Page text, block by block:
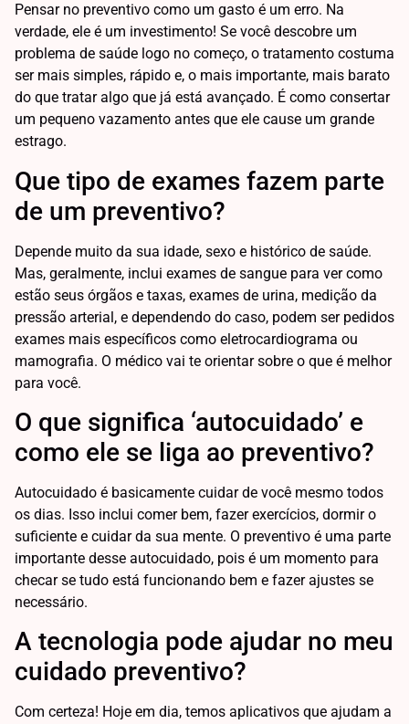
Pensar no preventivo como um gasto é um erro. Na
verdade, ele é um investimento! Se você descobre um
problema de saúde logo no começo, o tratamento costuma
ser mais simples, rápido e, o mais importante, mais barato
do que tratar algo que já está avançado. É como consertar
um pequeno vazamento antes que ele cause um grande
estrago.
Que tipo de exames fazem parte
de um preventivo?
Depende muito da sua idade, sexo e histórico de saúde.
Mas, geralmente, inclui exames de sangue para ver como
estão seus órgãos e taxas, exames de urina, medição da
pressão arterial, e dependendo do caso, podem ser pedidos
exames mais específicos como eletrocardiograma ou
mamografia. O médico vai te orientar sobre o que é melhor
para você.
O que significa ‘autocuidado’ e
como ele se liga ao preventivo?
Autocuidado é basicamente cuidar de você mesmo todos
os dias. Isso inclui comer bem, fazer exercícios, dormir o
suficiente e cuidar da sua mente. O preventivo é uma parte
importante desse autocuidado, pois é um momento para
checar se tudo está funcionando bem e fazer ajustes se
necessário.
A tecnologia pode ajudar no meu
cuidado preventivo?
Com certeza! Hoje em dia, temos aplicativos que ajudam a